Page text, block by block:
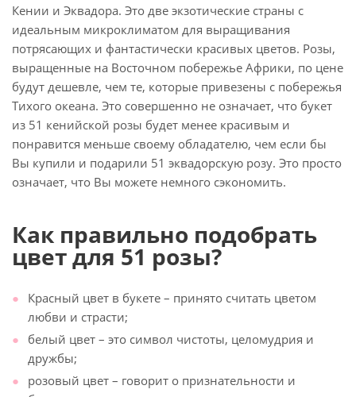
Кении и Эквадора. Это две экзотические страны с
идеальным микроклиматом для выращивания
потрясающих и фантастически красивых цветов. Розы,
выращенные на Восточном побережье Африки, по цене
будут дешевле, чем те, которые привезены с побережья
Тихого океана. Это совершенно не означает, что букет
из 51 кенийской розы будет менее красивым и
понравится меньше своему обладателю, чем если бы
Вы купили и подарили 51 эквадорскую розу. Это просто
означает, что Вы можете немного сэкономить.
Как правильно подобрать
цвет для 51 розы?
Красный цвет в букете – принято считать цветом
любви и страсти;
белый цвет – это символ чистоты, целомудрия и
дружбы;
розовый цвет – говорит о признательности и